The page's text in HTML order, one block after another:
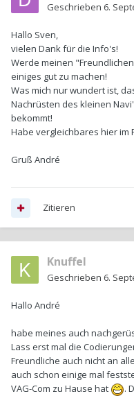
Geschrieben 6.
Hallo Sven,
vielen Dank für die Info's!
Werde meinen
einiges gut zu machen!
Was mich nur wundert ist,
Nachrüsten des kleinen
bekommt!
Habe vergleichbares hier im
Gruß André
Zitieren
Knuffel
Geschrieben 6.
Hallo André
habe meines auch
Lass erst mal die
Freundliche auch nicht an
auch schon einige mal
VAG-Com zu Hause hat
.